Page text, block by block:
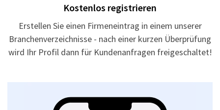
Kostenlos registrieren
Erstellen Sie einen Firmeneintrag in einem unserer
Branchenverzeichnisse - nach einer kurzen Überprüfung
wird Ihr Profil dann für Kundenanfragen freigeschaltet!